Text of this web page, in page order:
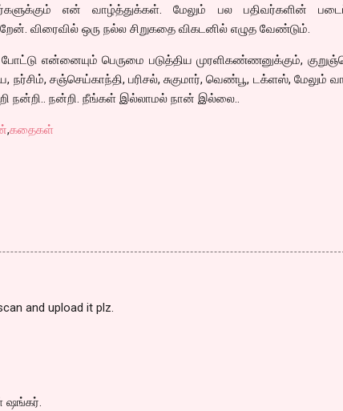
என் வாழ்த்துக்கள். மேலும் பல பதிவர்களின்
விரைவில் ஒரு நல்ல சிறுகதை விகடனில் எழுத வேண்டும்.
என்னையும் பெருமை படுத்திய முரளிகண்ணனுக்கும்,
நர்சிம், சஞ்செய்காந்தி, பரிசல், சுகுமார், வெண்பூ, டக்ளஸ், மேலும்
நன்றி.. நன்றி. நீங்கள் இல்லாமல் நான் இல்லை..
,கதைகள்
and upload it plz.
ஷங்கர்.